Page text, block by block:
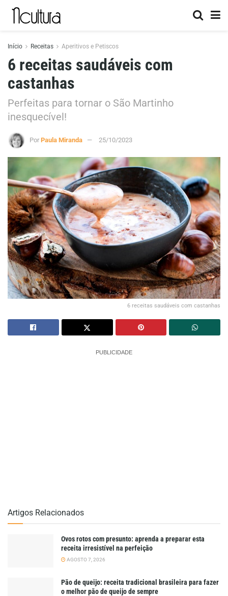
Início Receitas Aperitivos e Petiscos
6 receitas saudáveis com
castanhas
Perfeitas para tornar o São Martinho
inesquecível!
Por Paula Miranda 25/10/2023
6 receitas saudáveis com castanhas
PUBLICIDADE
Artigos Relacionados
Ovos rotos com presunto: aprenda a preparar esta
receita irresistível na perfeição
AGOSTO 7, 2026
Pão de queijo: receita tradicional brasileira para fazer
o melhor pão de queijo de sempre